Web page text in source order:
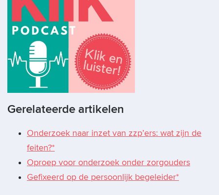
Gerelateerde artikelen
Onderzoek naar inzet van zzp’ers: wat zijn de
feiten?*
Oproep voor onderzoek onder zorgouders
Gefixeerd op de persoonlijk begeleider*